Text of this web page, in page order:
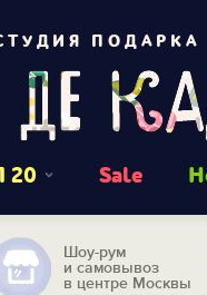
ПОДАРКА
20 Sale
Шоу-рум
и самовывоз
в центре Москвы